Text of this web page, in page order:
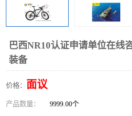
巴西NR10认证申请单位在线
装备
价格： 面议
产品数量： 9999.00个